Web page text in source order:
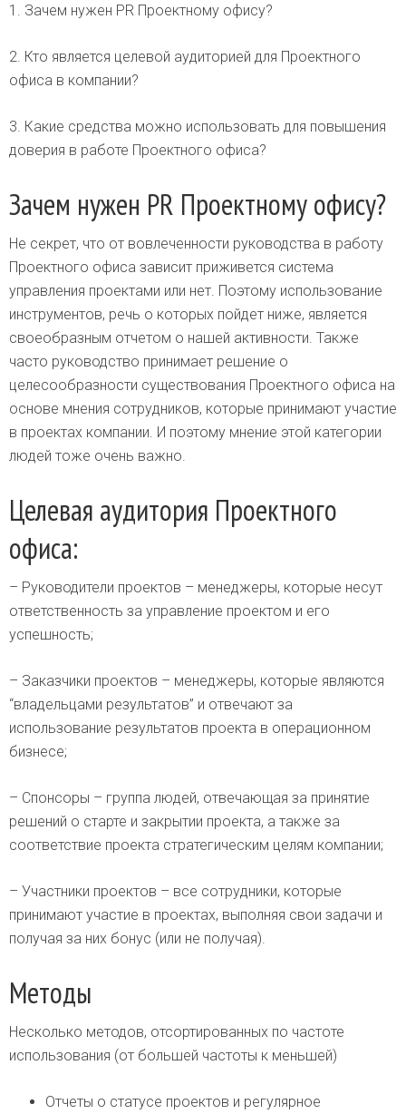
1. Зачем нужен PR Проектному офису?
2. Кто является целевой аудиторией для Проектного
офиса в компании?
3. Какие средства можно использовать для повышения
доверия в работе Проектного офиса?
Зачем нужен PR Проектному офису?
Не секрет, что от вовлеченности руководства в работу
Проектного офиса зависит приживется система
управления проектами или нет. Поэтому использование
инструментов, речь о которых пойдет ниже, является
своеобразным отчетом о нашей активности. Также
часто руководство принимает решение о
целесообразности существования Проектного офиса на
основе мнения сотрудников, которые принимают участие
в проектах компании. И поэтому мнение этой категории
людей тоже очень важно.
Целевая аудитория Проектного
офиса:
– Руководители проектов – менеджеры, которые несут
ответственность за управление проектом и его
успешность;
– Заказчики проектов – менеджеры, которые являются
“владельцами результатов” и отвечают за
использование результатов проекта в операционном
бизнесе;
– Спонсоры – группа людей, отвечающая за принятие
решений о старте и закрытии проекта, а также за
соответствие проекта стратегическим целям компании;
– Участники проектов – все сотрудники, которые
принимают участие в проектах, выполняя свои задачи и
получая за них бонус (или не получая).
Методы
Несколько методов, отсортированных по частоте
использования (от большей частоты к меньшей)
Отчеты о статусе проектов и регулярное